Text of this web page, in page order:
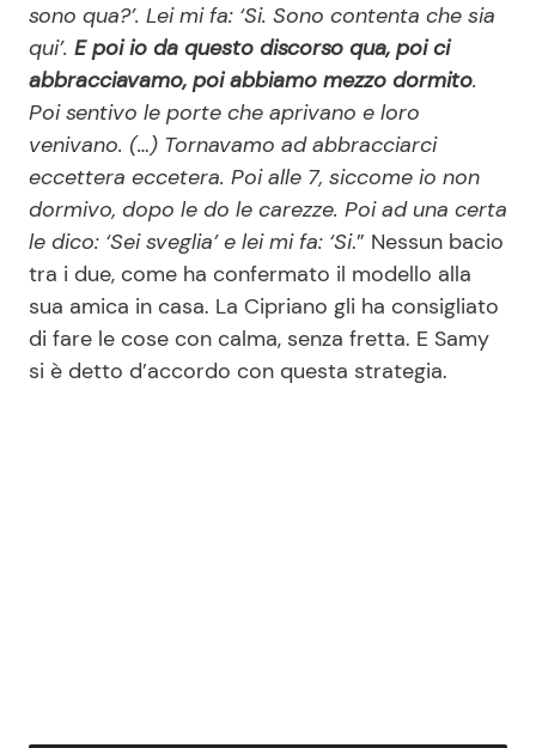
sono qua?’. Lei mi fa: ‘Si. Sono contenta che sia
qui’. E poi io da questo discorso qua, poi ci
abbracciavamo, poi abbiamo mezzo dormito.
Poi sentivo le porte che aprivano e loro
venivano. (…) Tornavamo ad abbracciarci
eccettera eccetera. Poi alle 7, siccome io non
dormivo, dopo le do le carezze. Poi ad una certa
le dico: ‘Sei sveglia’ e lei mi fa: ‘Si.” Nessun bacio
tra i due, come ha confermato il modello alla
sua amica in casa. La Cipriano gli ha consigliato
di fare le cose con calma, senza fretta. E Samy
si è detto d’accordo con questa strategia.